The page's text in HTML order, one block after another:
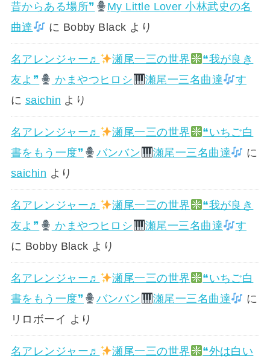
昔からある場所❞
My Little Lover 小林武史の名
曲達
に Bobby Black より
名アレンジャー♬ 瀬尾一三の世界
❝我が良き
友よ❞
かまやつヒロシ 瀬尾一三名曲達
す
に saichin より
名アレンジャー♬ 瀬尾一三の世界
❝いちご白
書をもう一度❞
バンバン 瀬尾一三名曲達
に
saichin より
名アレンジャー♬ 瀬尾一三の世界
❝我が良き
友よ❞
かまやつヒロシ 瀬尾一三名曲達
す
に Bobby Black より
名アレンジャー♬ 瀬尾一三の世界
❝いちご白
書をもう一度❞
バンバン 瀬尾一三名曲達
に
リロボーイ より
名アレンジャー♬ 瀬尾一三の世界
❝外は白い